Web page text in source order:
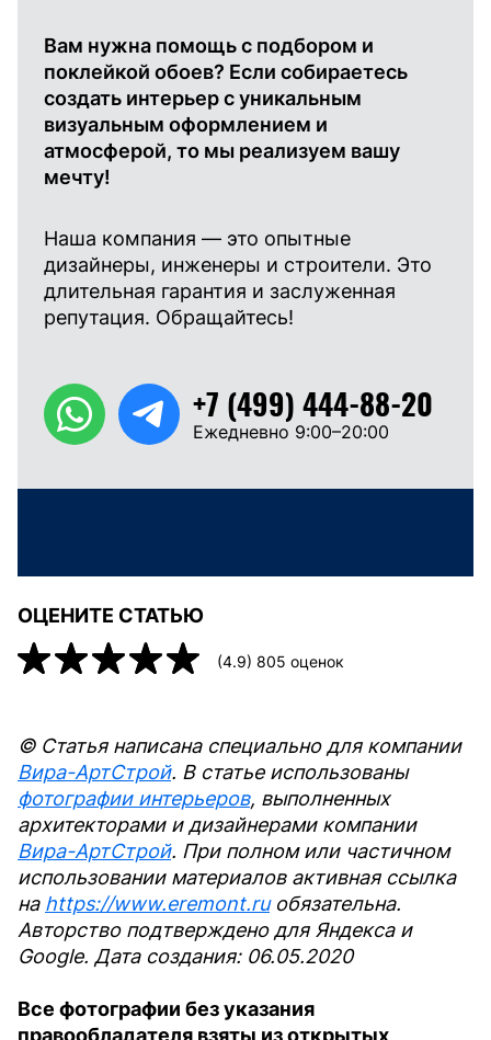
Вам нужна помощь с подбором и
поклейкой обоев? Если собираетесь
создать интерьер с уникальным
визуальным оформлением и
атмосферой, то мы реализуем вашу
мечту!
Наша компания — это опытные
дизайнеры, инженеры и строители. Это
длительная гарантия и заслуженная
репутация. Обращайтесь!
+7 (499) 444-88-20
Ежедневно 9:00–20:00
ОЦЕНИТЕ СТАТЬЮ
(4.9) 805 оценок
© Статья написана специально для компании
Вира-АртСтрой. В статье использованы
фотографии интерьеров, выполненных
архитекторами и дизайнерами компании
Вира-АртСтрой. При полном или частичном
использовании материалов активная ссылка
на https://www.eremont.ruобязательна.
Авторство подтверждено для Яндекса и
Google. Дата создания: 06.05.2020
Все фотографии без указания
правообладателя взяты из открытых